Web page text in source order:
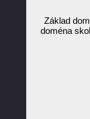
Základ
doména